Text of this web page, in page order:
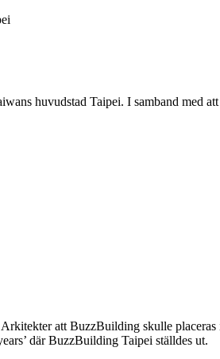
huvudstad Taipei. I samband med
att BuzzBuilding skulle placeras
där BuzzBuilding Taipei ställdes ut.